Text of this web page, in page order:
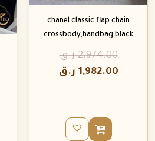
chanel classic flap chain
crossbody,handbag black
2,974.00 ر.ق
1,982.00 ر.ق